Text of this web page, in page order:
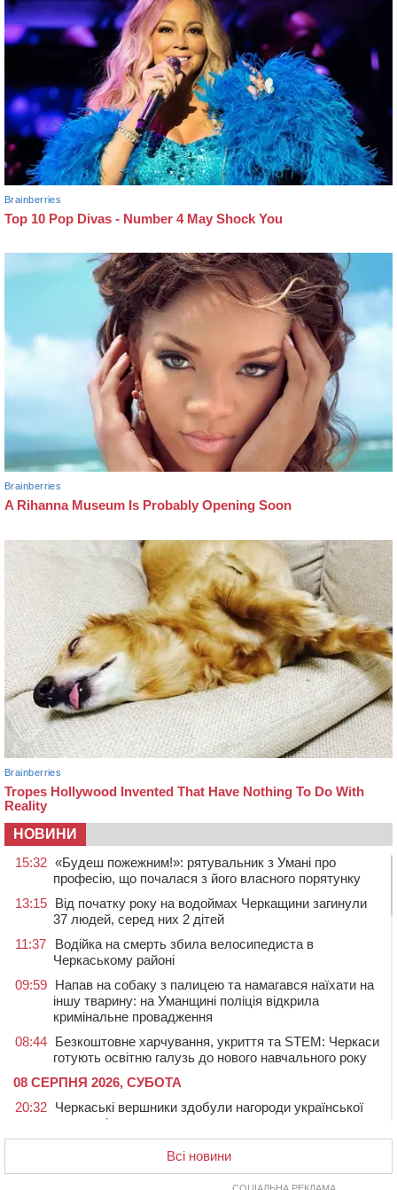
НОВИНИ
15:32 «Будеш пожежним!»: рятувальник з Умані про
професію, що почалася з його власного порятунку
13:15 Від початку року на водоймах Черкащини загинули
37 людей, серед них 2 дітей
11:37
Водійка на смерть збила велосипедиста в
Черкаському районі
09:59 Напав на собаку з палицею та намагався наїхати на
іншу тварину: на Уманщині поліція відкрила
кримінальне провадження
08:44 Безкоштовне харчування, укриття та STEM: Черкаси
готують освітню галузь до нового навчального року
08 СЕРПНЯ 2026, СУБОТА
20:32 Черкаські вершники здобули нагороди української
першості
На Уманщині експосадовицю відділу освіти
судитимуть через завдані бюджету збитки
Всі новини